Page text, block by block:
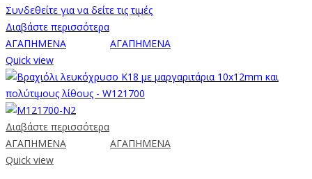
Συνδεθείτε για να δείτε τις τιμές
Διαβάστε περισσότερα
ΑΓΑΠΗΜΕΝΑ
ΑΓΑΠΗΜΕΝΑ
Quick view
Διαβάστε περισσότερα
ΑΓΑΠΗΜΕΝΑ
ΑΓΑΠΗΜΕΝΑ
Quick view